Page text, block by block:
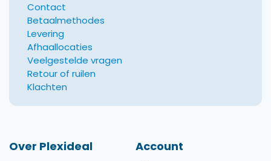
Contact
Betaalmethodes
Levering
Afhaallocaties
Veelgestelde vragen
Retour of ruilen
Klachten
Over Plexideal Account